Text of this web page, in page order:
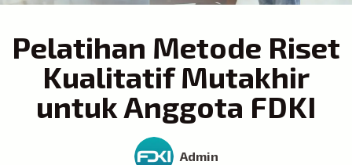
Pelatihan Metode Riset
Kualitatif Mutakhir
untuk Anggota FDKI
Admin